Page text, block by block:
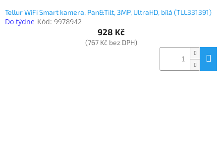
Tellur WiFi Smart kamera, Pan&Tilt, 3MP, UltraHD, bílá (TLL331391)
Do týdne Kód: 9978942
928 Kč
(767 Kč bez DPH)